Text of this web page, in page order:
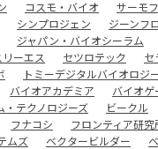
コスモ・バイオ サーモ
シンプロジェン ジーンフ
ジャパン・バイオシーラム
リーエス セツロテック セ
トミーデジタルバイオロジ
バイオアカデミア バイオゲ
・テクノロジーズ ビークル
フナコシ フロンティア研究
ムズ ベクタービルダー